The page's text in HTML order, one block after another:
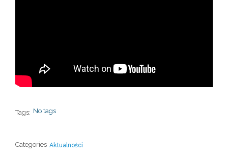
Tags: No tags
Categories Aktualności